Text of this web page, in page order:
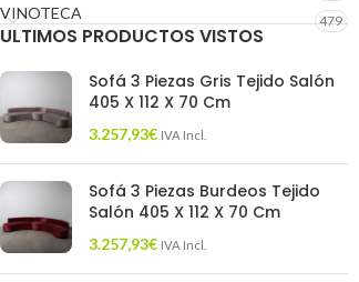
VINOTECA 479
ULTIMOS PRODUCTOS VISTOS
Sofá 3 Piezas Gris Tejido Salón
405 X 112 X 70 Cm
3.257,93€ IVA Incl.
Sofá 3 Piezas Burdeos Tejido
Salón 405 X 112 X 70 Cm
3.257,93€ IVA Incl.